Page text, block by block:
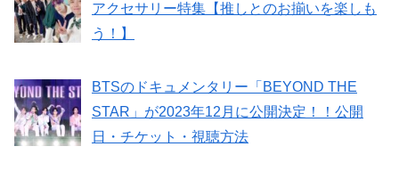
アクセサリー特集【推しとのお揃いを楽しも
う！】
BTSのドキュメンタリー「BEYOND THE
STAR」が2023年12月に公開決定！！公開
日・チケット・視聴方法